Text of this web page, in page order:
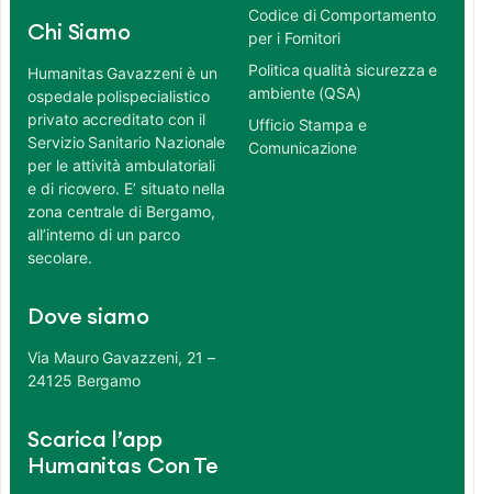
Chi Siamo
Humanitas Gavazzeni è un
ospedale polispecialistico
privato accreditato con il
Servizio Sanitario Nazionale
per le attività ambulatoriali
e di ricovero. E’ situato nella
zona centrale di Bergamo,
all’interno di un parco
secolare.
Dove siamo
Via Mauro Gavazzeni, 21 –
24125 Bergamo
Scarica l’app
Humanitas Con Te
Codice di Comportamento
per i Fornitori
Politica qualità sicurezza e
ambiente (QSA)
Ufficio Stampa e
Comunicazione